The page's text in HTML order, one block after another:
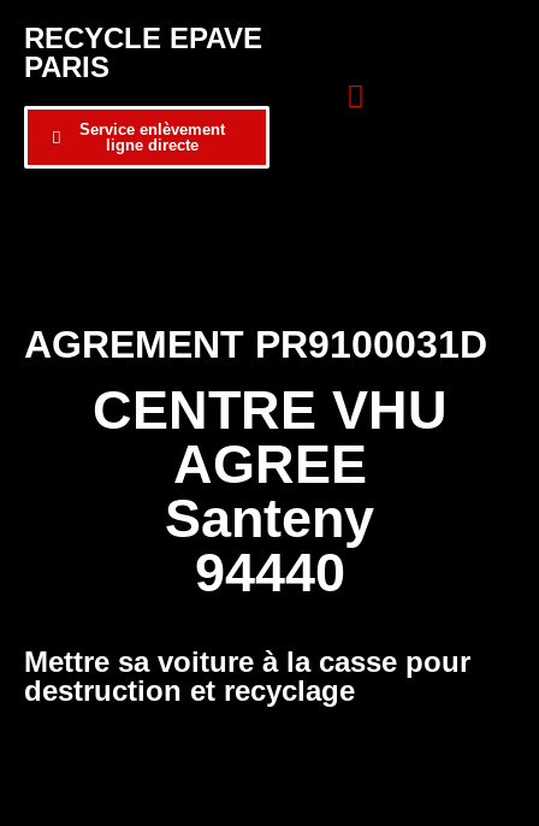
RECYCLE EPAVE
PARIS
Service enlèvement
ligne directe
AGREMENT PR9100031D
CENTRE VHU
AGREE
Santeny
94440
Mettre sa voiture à la casse pour
destruction et recyclage